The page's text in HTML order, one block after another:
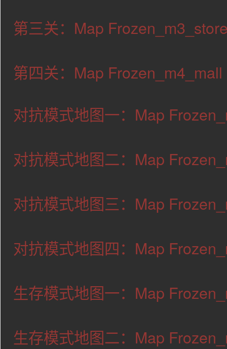
第三关：Map
第四关：Map Frozen_m4_mall
对抗模式地图一：Map
对抗模式地图二：Map
对抗模式地图三：Map
对抗模式地图四：Map
生存模式地图一：Map
生存模式地图二：Map